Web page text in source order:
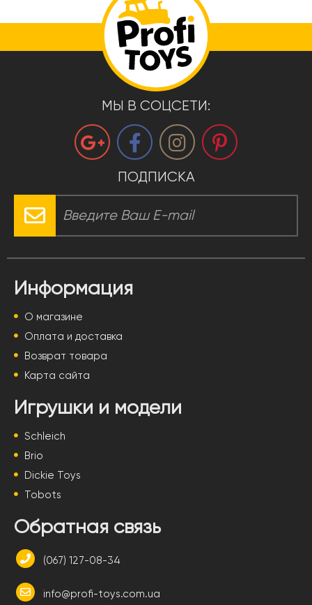
МЫ В СОЦСЕТИ:
ПОДПИСКА
Информация
О магазине
Оплата и доставка
Возврат товара
Карта сайта
Игрушки и модели
Schleich
Brio
Dickie Toys
Tobots
Обратная связь
(067) 127-08-34
info@profi-toys.com.ua